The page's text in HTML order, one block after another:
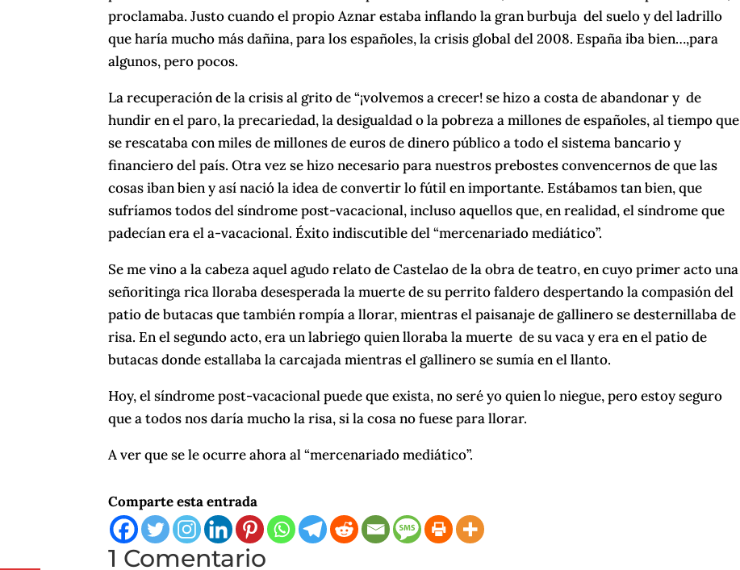
proclamaba. Justo cuando el propio Aznar estaba inflando la gran burbuja del suelo y del ladrillo
que haría mucho más dañina, para los españoles, la crisis global del 2008. España iba bien…,para
algunos, pero pocos.
La recuperación de la crisis al grito de “¡volvemos a crecer! se hizo a costa de abandonar y de
hundir en el paro, la precariedad, la desigualdad o la pobreza a millones de españoles, al tiempo que
se rescataba con miles de millones de euros de dinero público a todo el sistema bancario y
financiero del país. Otra vez se hizo necesario para nuestros prebostes convencernos de que las
cosas iban bien y así nació la idea de convertir lo fútil en importante. Estábamos tan bien, que
sufríamos todos del síndrome post-vacacional, incluso aquellos que, en realidad, el síndrome que
padecían era el a-vacacional. Éxito indiscutible del “mercenariado mediático”.
Se me vino a la cabeza aquel agudo relato de Castelao de la obra de teatro, en cuyo primer acto una
señoritinga rica lloraba desesperada la muerte de su perrito faldero despertando la compasión del
patio de butacas que también rompía a llorar, mientras el paisanaje de gallinero se desternillaba de
risa. En el segundo acto, era un labriego quien lloraba la muerte de su vaca y era en el patio de
butacas donde estallaba la carcajada mientras el gallinero se sumía en el llanto.
Hoy, el síndrome post-vacacional puede que exista, no seré yo quien lo niegue, pero estoy seguro
que a todos nos daría mucho la risa, si la cosa no fuese para llorar.
A ver que se le ocurre ahora al “mercenariado mediático”.
Comparte esta entrada
1 Comentario